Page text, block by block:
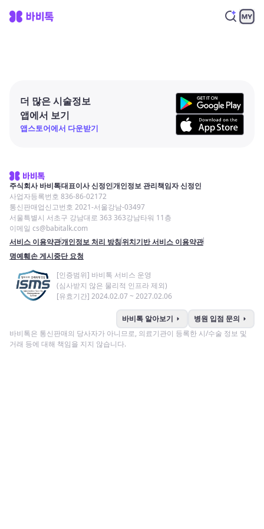
더 많은 시술정보
앱에서 보기
앱스토어에서 다운받기
주식회사 바비톡대표이사 신정인개인정보 관리책임자 신정인
사업자등록번호 836-86-02172
통신판매업신고번호 2021-서울강남-03497
서울특별시 서초구 강남대로 363 363강남타워 11층
이메일 cs@babitalk.com
서비스 이용약관개인정보 처리 방침위치기반 서비스 이용약관
명예훼손 게시중단 요청
[인증범위] 바비톡 서비스 운영
(심사받지 않은 물리적 인프라 제외)
[유효기간] 2024.02.07 ~ 2027.02.06
바비톡 알아보기 arrow_right 병원 입점 문의 arrow_right
바비톡은 통신판매의 당사자가 아니므로, 의료기관이 등록한 시/수술 정보 및
거래 등에 대해 책임을 지지 않습니다.